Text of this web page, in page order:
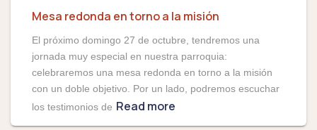
Mesa redonda en torno a la misión
El próximo domingo 27 de octubre, tendremos una
jornada muy especial en nuestra parroquia:
celebraremos una mesa redonda en torno a la misión
con un doble objetivo. Por un lado, podremos escuchar
los testimonios de Read more